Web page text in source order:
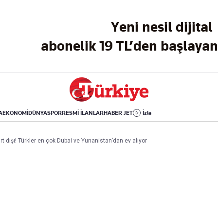
Yeni nesil dijital
abonelik 19 TL’den
EKONOMİDÜNYASPORRESMİ İLANLARHABER JET İzle
Amerika
İsrail-Gazze
Yemek
Aktüel
Sinema
Kitap
dışı! Türkler en çok Dubai ve Yunanistan’dan ev alıyor